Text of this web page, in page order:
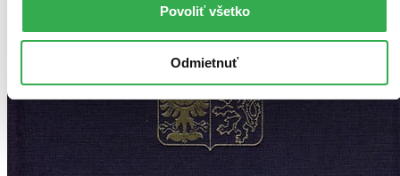
Povoliť všetko
Odmietnuť